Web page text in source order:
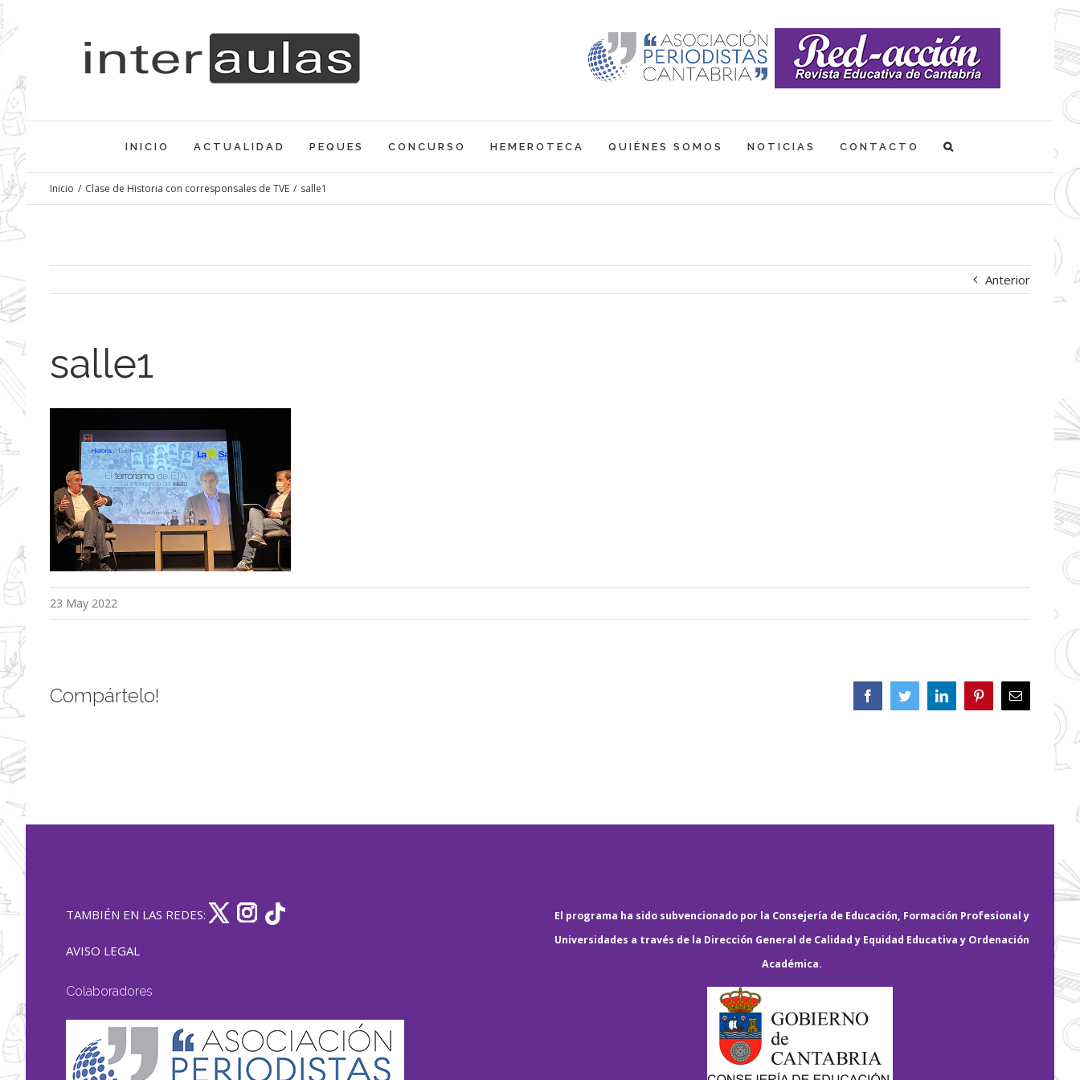
al
INICIO ACTUALIDAD PEQUES CONCURSO HEMEROTECA QUIÉNES SOMOS NOTICIAS CONTACTO
Inicio / Clase de Historia con corresponsales de TVE / salle1
Anterior
salle1
23 May 2022
Compártelo! FacebookTwitterLinkedIn PinterestCorreo
electrónico
TAMBIÉN EN LAS REDES:
AVISO LEGAL
Colaboradores
El programa ha sido subvencionado por la Consejería de Educación, Formación Profesional y
Universidades a través de la Dirección General de Calidad y Equidad Educativa y Ordenación
Académica.